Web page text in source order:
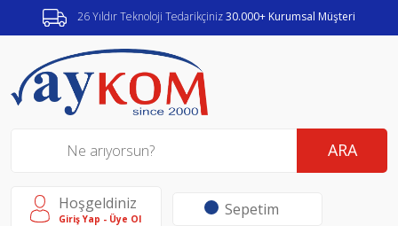
26 Yıldır Teknoloji Tedarikçiniz30.000+ Kurumsal Müşteri
ARA
Hoşgeldiniz
Giriş Yap - Üye Ol Sepetim